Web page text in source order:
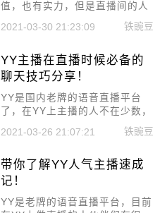
值，也有实力，但是直播间的人
气就是不高，留不住观众，很让
一些宝宝们头疼。别急，如果这
建议吧，YY主播如何留住观众，
也都是有一定的运营技巧的，看
2021-03-30 21:23:09 铁豌豆
YY主播在直播时候必备的
聊天技巧分享！
YY是国内老牌的语音直播平台
了，在YY上主播的人不在少数，
YY平台上的观众流量也一直都很
大。但是有很多新人YY主播还不
给大家带来YY主播在直播时候必
备的聊天技巧分享，教你如何直
2021-03-26 21:07:21 铁豌豆
带你了解YY人气主播速成
记！
YY是老牌的语音直播平台，目前